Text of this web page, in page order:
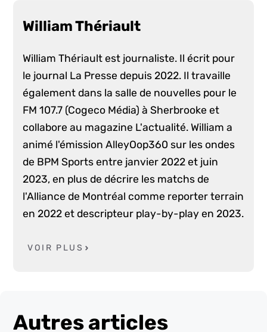
William Thériault
William Thériault est journaliste. Il écrit pour
le journal La Presse depuis 2022. Il travaille
également dans la salle de nouvelles pour le
FM 107.7 (Cogeco Média) à Sherbrooke et
collabore au magazine L'actualité. William a
animé l'émission AlleyOop360 sur les ondes
de BPM Sports entre janvier 2022 et juin
2023, en plus de décrire les matchs de
l'Alliance de Montréal comme reporter terrain
en 2022 et descripteur play-by-play en 2023.
VOIR PLUS
Autres articles